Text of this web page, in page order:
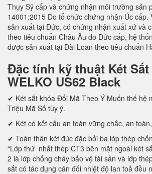
Thụy Sỹ cấp và chứng nhận môi trường sản
14001:2015 Do tổ chức chứng nhận Úc cấp.
sản xuất tại Đức, có chứng nhận xuất xứ và
theo tiêu chuẩn Châu Âu do Đức cấp, hệ
được sản xuất tại Đài Loan theo tiêu chuẩn
Đặc tính kỹ thuật Két Sắt
WELKO US62 Black
✔ Két sắt khóa Đổi Mã Theo Ý Muốn thế hệ
Triệu Mã Số tùy ý.
✔ Két có kết cấu an toàn vững chắc, an
✔ Toàn thân két đúc đặc bởi ba lớp thép
“Lớp thứ nhất thép CT3 bên mặt ngoài két
2 là lớp chống cháy bảo vệ tài sản và lớp
sắt có tác dụng cân đối nhiệt độ lan toả đều